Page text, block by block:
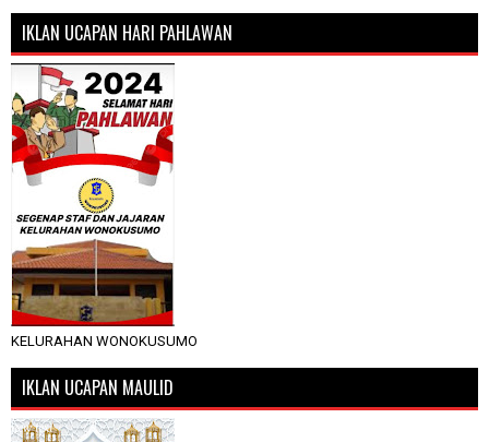
IKLAN UCAPAN HARI PAHLAWAN
KELURAHAN WONOKUSUMO
IKLAN UCAPAN MAULID